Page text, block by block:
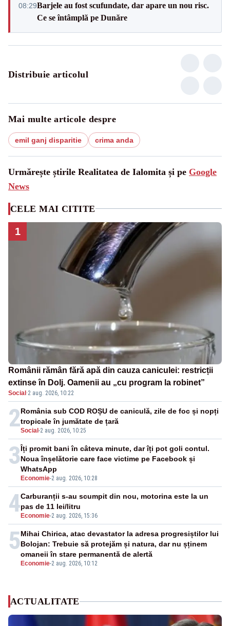
08:29Barjele au fost scufundate, dar apare un nou risc.
Ce se întâmplă pe Dunăre
Distribuie articolul
Mai multe articole despre
emil ganj disparitie crima anda
Urmărește știrile Realitatea de Ialomita și pe Google
News
CELE MAI CITITE
1
Românii rămân fără apă din cauza caniculei: restricții
extinse în Dolj. Oamenii au „cu program la robinet”
Social ·2 aug. 2026, 10:22
2Social -2 aug. 2026, 10:25
România sub COD ROȘU de caniculă, zile de foc și nopți
tropicale în jumătate de țară
3
Economie-2 aug. 2026, 10:28
Îți promit bani în câteva minute, dar îți pot goli contul.
Noua înșelătorie care face victime pe Facebook și
WhatsApp
4 Economie-2 aug. 2026, 15:36
Carburanții s-au scumpit din nou, motorina este la un
pas de 11 lei/litru
5
Economie-2 aug. 2026, 10:12
Mihai Chirica, atac devastator la adresa progresiștilor lui
Bolojan: Trebuie să protejăm și natura, dar nu șținem
omaneii în stare permanentă de alertă
ACTUALITATE